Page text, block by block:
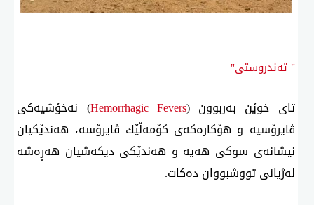
" تەندروستی"
تای خوێن بەربوون (Hemorrhagic Fevers) نەخۆشیەكی
ڤایرۆسیە و هۆكارەكەی كۆمەڵێك ڤایرۆسە، هەندێكیان
نیشانەی سوكی هەیە و هەندێكی دیكەشیان هەڕەشە
لەژیانی تووشبووان دەكات.